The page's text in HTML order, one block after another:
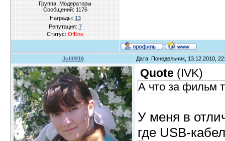
Группа: Модераторы
Сообщений: 1176
Награды: 13
Репутация: 7
Статус: Offline
Juli0916 Дата: Понедельник, 13.12.2010,
Quote (IVK)
А что за фильм
У меня в
где USB-